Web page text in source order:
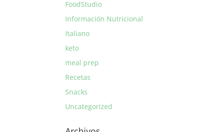
FoodStudio
Información Nutricional
Italiano
keto
meal prep
Recetas
Snacks
Uncategorized